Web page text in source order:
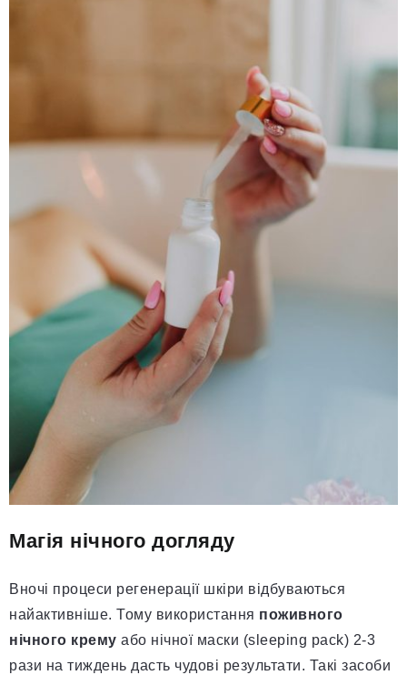
Магія нічного догляду
Вночі процеси регенерації шкіри відбуваються
найактивніше. Тому використання поживного
нічного крему або нічної маски (sleeping pack) 2-3
рази на тиждень дасть чудові результати. Такі засоби